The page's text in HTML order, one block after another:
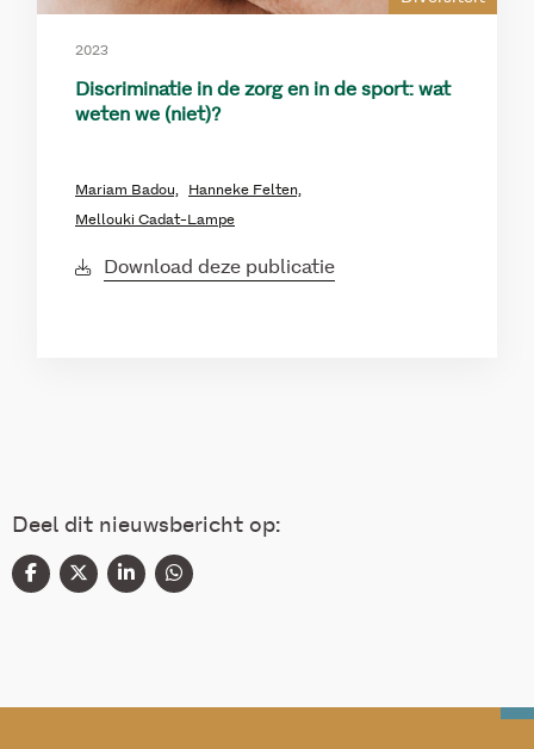
2023
Discriminatie in de zorg en in de sport: wat
weten we (niet)?
Mariam Badou, Hanneke Felten,
Mellouki Cadat-Lampe
Download deze publicatie
Deel dit nieuwsbericht op: